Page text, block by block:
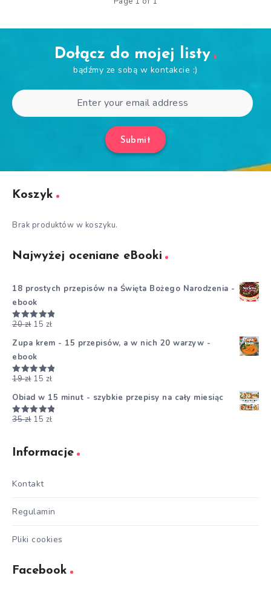
Dołącz do mojej listy
bądźmy ze sobą w kontakcie :)
Submit
Koszyk
Brak produktów w koszyku.
Najwyżej oceniane eBooki
18 prostych przepisów na Święta Bożego Narodzenia -
ebook
Oceniono
20zł 15 zł
Zupa krem - 15 przepisów, a w nich 20 warzyw -
ebook
Oceniono
19zł 15 zł
Obiad w 15 minut - szybkie przepisy na cały miesiąc
Oceniono
35zł 15 zł
Informacje
Kontakt
Regulamin
Pliki cookies
Facebook